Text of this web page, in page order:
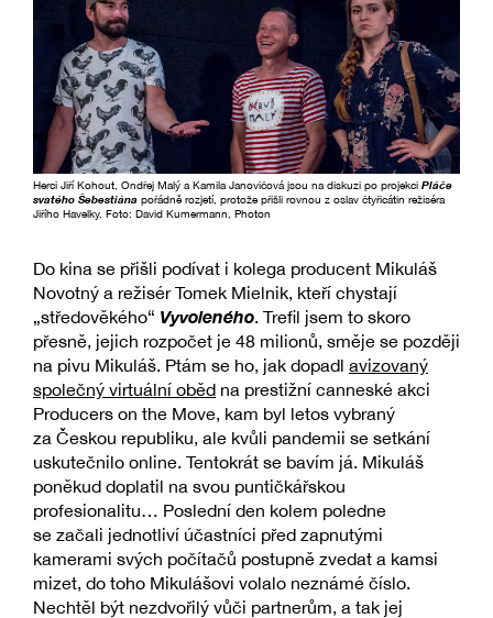
Herci Jiří Kohout, Ondřej Malý a Kamila Janovičová jsou na diskuzi po projekci Pláče
svatého Šebestiána pořádně rozjetí, protože přišli rovnou z oslav čtyřicátin režiséra
Jiřího Havelky. Foto: David Kumermann, Photon
Do kina se přišli podívat i kolega producent Mikuláš
Novotný a režisér Tomek Mielnik, kteří chystají
„středověkého“ Vyvoleného. Trefil jsem to skoro
přesně, jejich rozpočet je 48 milionů, směje se později
na pivu Mikuláš. Ptám se ho, jak dopadl avizovaný
společný virtuální oběd na prestižní canneské akci
Producers on the Move, kam byl letos vybraný
za Českou republiku, ale kvůli pandemii se setkání
uskutečnilo online. Tentokrát se bavím já. Mikuláš
poněkud doplatil na svou puntičkářskou
profesionalitu… Poslední den kolem poledne
se začali jednotliví účastníci před zapnutými
kamerami svých počítačů postupně zvedat a kamsi
mizet, do toho Mikulášovi volalo neznámé číslo.
Nechtěl být nezdvořilý vůči partnerům, a tak jej